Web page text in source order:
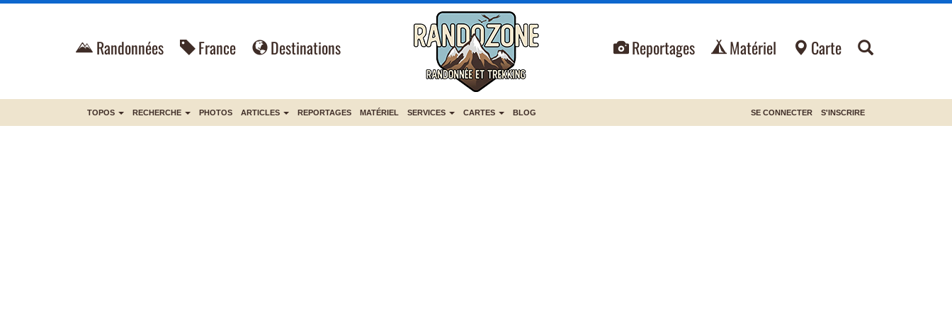
Randonnées France Destinations Reportages Matériel Carte
TOPOS RECHERCHE PHOTOS ARTICLES REPORTAGES MATÉRIEL SERVICES CARTES BLOG SE CONNECTER S'INSCRIRE